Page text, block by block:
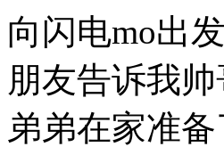
向闪电mo出
朋友告诉我
弟弟在家准